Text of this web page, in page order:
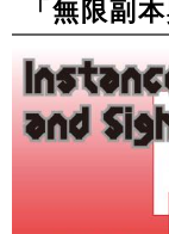
「無限副